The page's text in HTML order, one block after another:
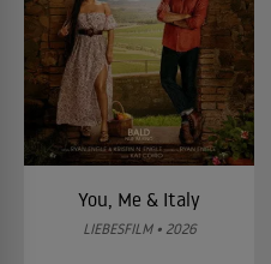
You, Me & Italy
LIEBESFILM • 2026